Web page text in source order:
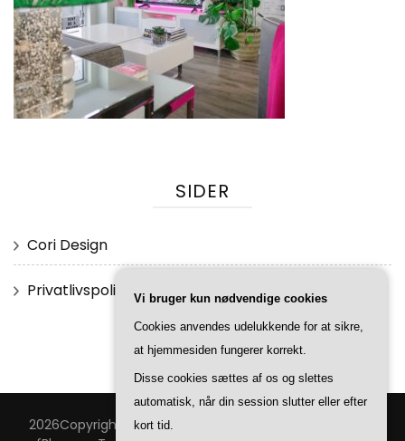
SIDER
Cori Design
Privatlivspolitik
2026Copyright Cori Design
Vi bruger kun nødvendige cookies
Cookies anvendes udelukkende for at sikre,
at hjemmesiden fungerer korrekt.
Disse cookies sættes af os og slettes
automatisk, når din session slutter eller efter
kort tid.